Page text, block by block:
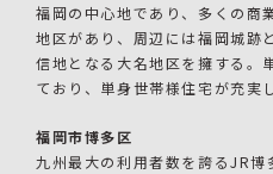
福岡の中心地であり、多くの商
地区があり、周辺には福岡城跡
信地となる大名地区を擁する。
ており、単身世帯様住宅が充実
福岡市博多区
九州最大の利用者数を誇るJR